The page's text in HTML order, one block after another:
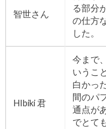
智世さん
る部分
の仕方
した。
HIbiki 君
今まで
いうこ
白かっ
間のパ
通点が
でとて